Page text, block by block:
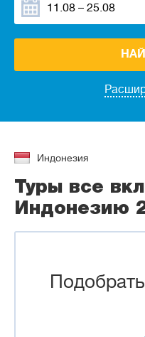
Индонезия
Туры все
Индонезию